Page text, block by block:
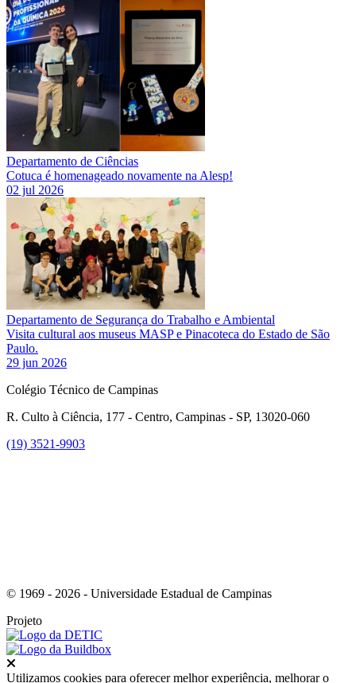
Departamento de Ciências
Cotuca é homenageado novamente na Alesp!
02 jul 2026
Departamento de Segurança do Trabalho e Ambiental
Visita cultural aos museus MASP e Pinacoteca do Estado de São
Paulo.
29 jun 2026
Colégio Técnico de Campinas
R. Culto à Ciência, 177 - Centro, Campinas - SP, 13020-060
(19) 3521-9903
© 1969 - 2026 - Universidade Estadual de Campinas
Projeto
Utilizamos cookies para oferecer melhor experiência, melhorar o